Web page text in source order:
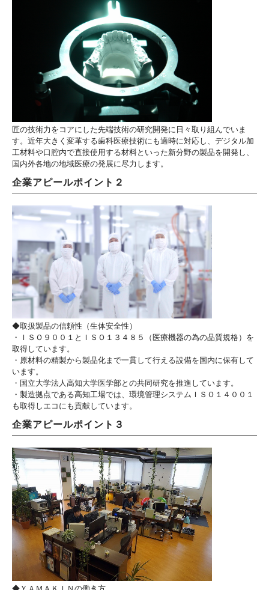
匠の技術力をコアにした先端技術の研究開発に日々取り組んでいま
す。近年大きく変革する歯科医療技術にも適時に対応し、デジタル加
工材料や口腔内で直接使用する材料といった新分野の製品を開発し、
国内外各地の地域医療の発展に尽力します。
企業アピールポイント２
◆取扱製品の信頼性（生体安全性）
・ＩＳＯ９００１とＩＳＯ１３４８５（医療機器の為の品質規格）を
取得しています。
・原材料の精製から製品化まで一貫して行える設備を国内に保有して
います。
・国立大学法人高知大学医学部との共同研究を推進しています。
・製造拠点である高知工場では、環境管理システムＩＳＯ１４００１
も取得しエコにも貢献しています。
企業アピールポイント３